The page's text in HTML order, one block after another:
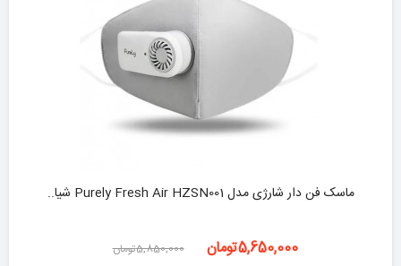
-3% ماسک فن دار شارژی مدل Purely Fresh Air HZSN001 شیا..
5,650,000تومان 5,850,000تومان